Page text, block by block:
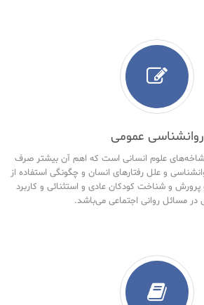
روانشناسی عمومی
علوم انسانی است که اهم آن بیشتر صرف
و علل رفتارهای انسان و چگونگی استفاده از
و شناخت کودکان عادی و استثنائی و کاربرد
در مسائل روانی اجتماعی می‌باشد.